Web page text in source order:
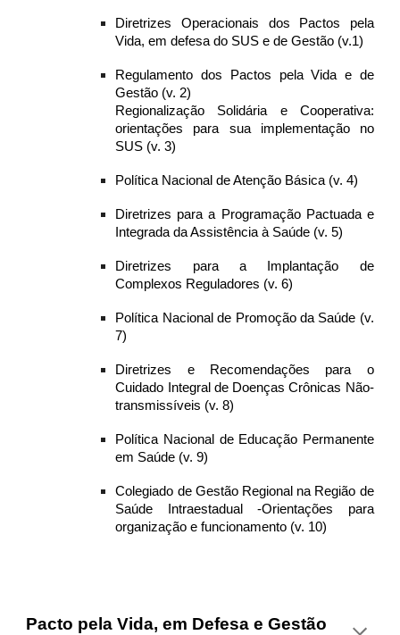
Diretrizes Operacionais dos Pactos pela
Vida, em defesa do SUS e de Gestão (v.1)
Regulamento dos Pactos pela Vida e de
Gestão (v. 2)
Regionalização Solidária e Cooperativa:
orientações para sua implementação no
SUS (v. 3)
Política Nacional de Atenção Básica (v. 4)
Diretrizes para a Programação Pactuada e
Integrada da Assistência à Saúde (v. 5)
Diretrizes para a Implantação de
Complexos Reguladores (v. 6)
Política Nacional de Promoção da Saúde (v.
7)
Diretrizes e Recomendações para o
Cuidado Integral de Doenças Crônicas Não-
transmissíveis (v. 8)
Política Nacional de Educação Permanente
em Saúde (v. 9)
Colegiado de Gestão Regional na Região de
Saúde Intraestadual -Orientações para
organização e funcionamento (v. 10)
Pacto pela Vida, em Defesa e Gestão